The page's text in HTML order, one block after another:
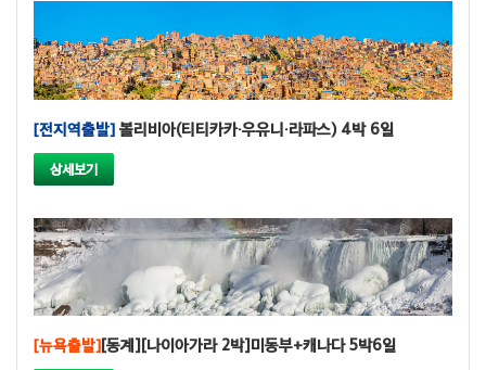
[전지역출발] 볼리비아(티티카카·우유니·라파스) 4박 6일
상세보기
[뉴욕출발][동계][나이아가라 2박]미동부+캐나다 5박6일